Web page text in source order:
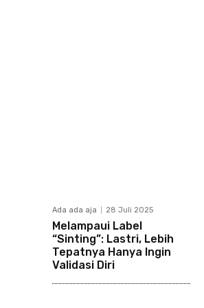
Ada ada aja 28 Juli 2025
Melampaui Label
“Sinting”: Lastri, Lebih
Tepatnya Hanya Ingin
Validasi Diri